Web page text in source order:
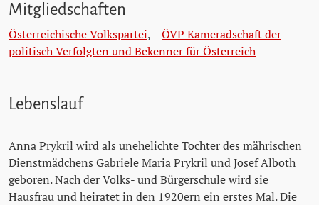
Mitgliedschaften
Österreichische Volkspartei, ÖVP Kameradschaft der
politisch Verfolgten und Bekenner für Österreich
Lebenslauf
Anna Prykril wird als unehelichte Tochter des mährischen
Dienstmädchens Gabriele Maria Prykril und Josef Alboth
geboren. Nach der Volks- und Bürgerschule wird sie
Hausfrau und heiratet in den 1920ern ein erstes Mal. Die